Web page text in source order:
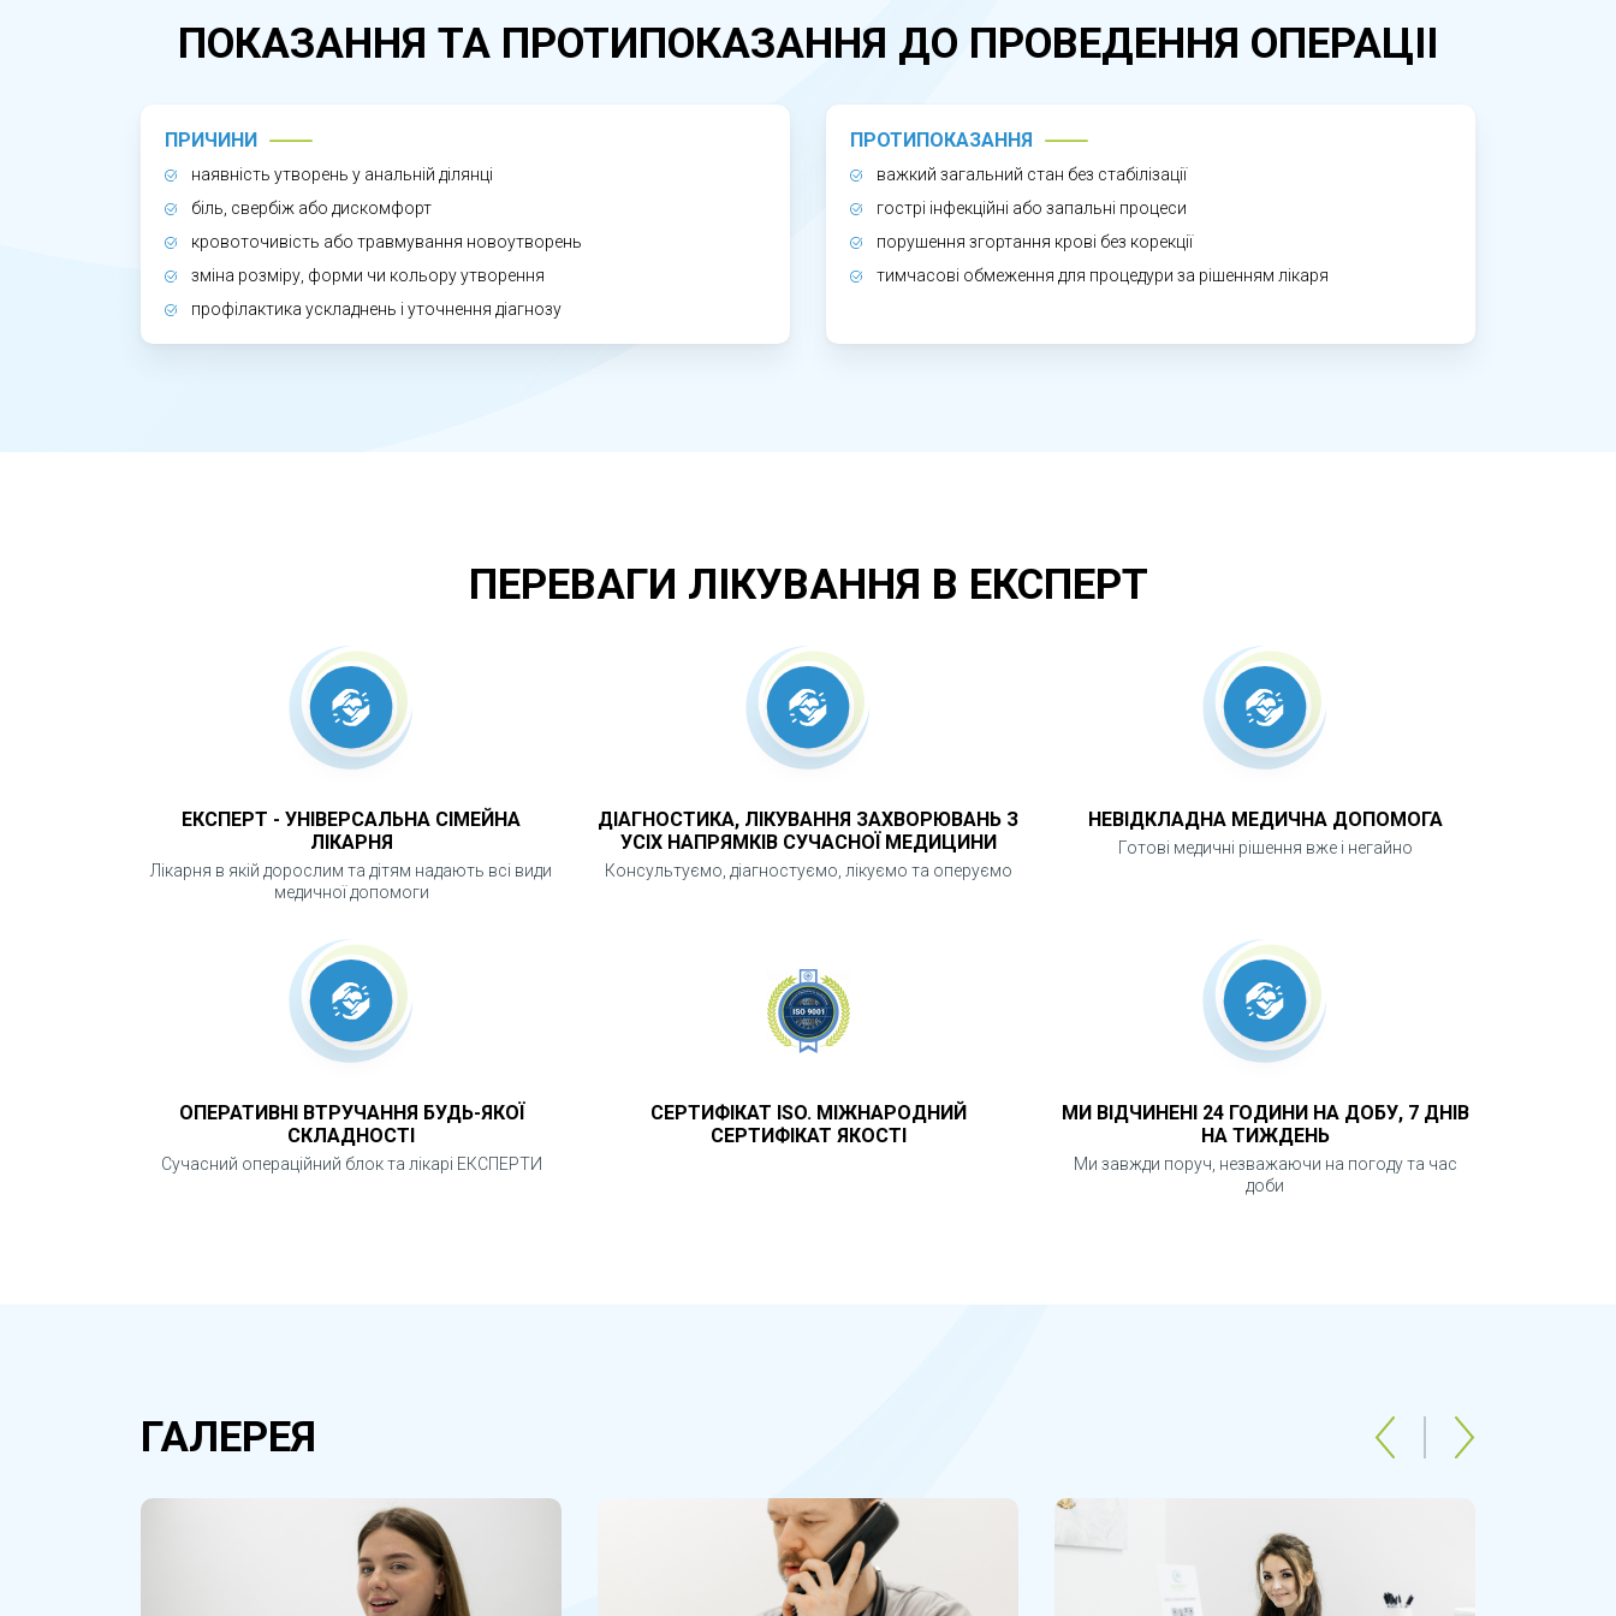
Своєчасне видалення дозволяє усунути джерело дискомфорту, знизити ризик запалення та кровотеч, а також вчасно виключити
небажані зміни тканин. Раннє звернення спрощує лікування та покращує прогноз.
ПОКАЗАННЯ ТА ПРОТИПОКАЗАННЯ ДО ПРОВЕДЕННЯ ОПЕРАЦІІ
ПРИЧИНИ
наявність утворень у анальній ділянці
біль, свербіж або дискомфорт
кровоточивість або травмування новоутворень
зміна розміру, форми чи кольору утворення
профілактика ускладнень і уточнення діагнозу
ПРОТИПОКАЗАННЯ
важкий загальний стан без стабілізації
гострі інфекційні або запальні процеси
порушення згортання крові без корекції
тимчасові обмеження для процедури за рішенням лікаря
ПЕРЕВАГИ ЛІКУВАННЯ В ЕКСПЕРТ
ЕКСПЕРТ - УНІВЕРСАЛЬНА СІМЕЙНА
ЛІКАРНЯ
Лікарня в якій дорослим та дітям надають всі види
медичної допомоги
ДІАГНОСТИКА, ЛІКУВАННЯ ЗАХВОРЮВАНЬ З
УСІХ НАПРЯМКІВ СУЧАСНОЇ МЕДИЦИНИ
Консультуємо, діагностуємо, лікуємо та оперуємо
НЕВІДКЛАДНА МЕДИЧНА ДОПОМОГА
Готові медичні рішення вже і негайно
ОПЕРАТИВНІ ВТРУЧАННЯ БУДЬ-ЯКОЇ
СКЛАДНОСТІ
Сучасний операційний блок та лікарі ЕКСПЕРТИ
СЕРТИФІКАТ ISO. МІЖНАРОДНИЙ
СЕРТИФІКАТ ЯКОСТІ
МИ ВІДЧИНЕНІ 24 ГОДИНИ НА ДОБУ, 7 ДНІВ
НА ТИЖДЕНЬ
Ми завжди поруч, незважаючи на погоду та час
доби
ГАЛЕРЕЯ